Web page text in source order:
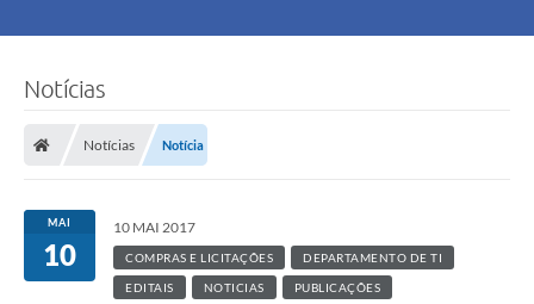
Notícias
Notícias Notícia
MAI
10
10 MAI 2017
COMPRAS E LICITAÇÕES DEPARTAMENTO DE TI
EDITAIS NOTICIAS PUBLICAÇÕES